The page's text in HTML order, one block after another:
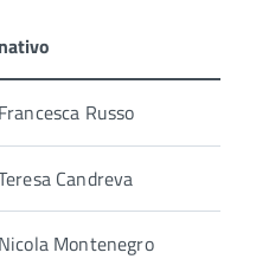
Russo
Candreva
Montenegro